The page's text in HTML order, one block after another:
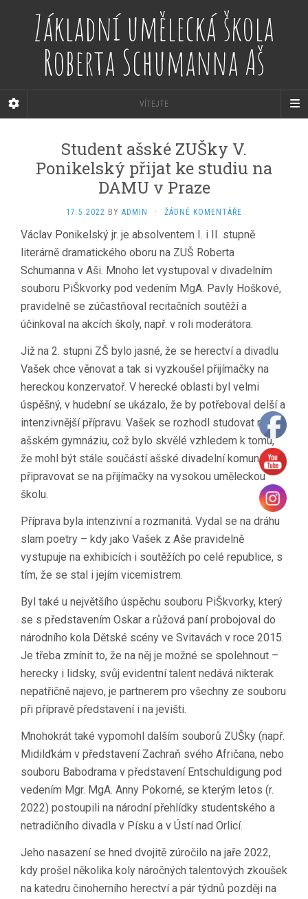
Základní umělecká škola
Roberta Schumanna Aš
VÍTEJTE
Student ašské ZUŠky V.
Ponikelský přijat ke studiu na
DAMU v Praze
17.5.2022 BY ADMIN · ŽÁDNÉ KOMENTÁŘE
Václav Ponikelský jr. je absolventem I. i II. stupně
literárně dramatického oboru na ZUŠ Roberta
Schumanna v Aši. Mnoho let vystupoval v divadelním
souboru PiŠkvorky pod vedením MgA. Pavly Hoškové,
pravidelně se zúčastňoval recitačních soutěží a
účinkoval na akcích školy, např. v roli moderátora.
Již na 2. stupni ZŠ bylo jasné, že se herectví a divadlu
Vašek chce věnovat a tak si vyzkoušel přijímačky na
hereckou konzervatoř. V herecké oblasti byl velmi
úspěšný, v hudební se ukázalo, že by potřeboval delší a
intenzivnější přípravu. Vašek se rozhodl studovat na
ašském gymnáziu, což bylo skvělé vzhledem k tomu,
že mohl být stále součástí ašské divadelní komunity a
připravovat se na přijímačky na vysokou uměleckou
školu.
Příprava byla intenzivní a rozmanitá. Vydal se na dráhu
slam poetry – kdy jako Vašek z Aše pravidelně
vystupuje na exhibicích i soutěžích po celé republice, s
tím, že se stal i jejím vicemistrem.
Byl také u největšího úspěchu souboru PiŠkvorky, který
se s představením Oskar a růžová paní probojoval do
národního kola Dětské scény ve Svitavách v roce 2015.
Je třeba zmínit to, že na něj je možné se spolehnout –
herecky i lidsky, svůj evidentní talent nedává nikterak
nepatřičně najevo, je partnerem pro všechny ze souboru
při přípravě představení i na jevišti.
Mnohokrát také vypomohl dalším souborů ZUŠky (např.
Midilďkám v představení Zachraň svého Afričana, nebo
souboru Babodrama v představení Entschuldigung pod
vedením Mgr. MgA. Anny Pokorné, se kterým letos (r.
2022) postoupili na národní přehlídky studentského a
netradičního divadla v Písku a v Ústí nad Orlicí.
Jeho nasazení se hned dvojitě zúročilo na jaře 2022,
kdy prošel několika koly náročných talentových zkoušek
na katedru činoherního herectví a pár týdnů později na